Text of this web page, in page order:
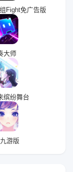
Fight免广告版
大师
缤纷舞台
游版